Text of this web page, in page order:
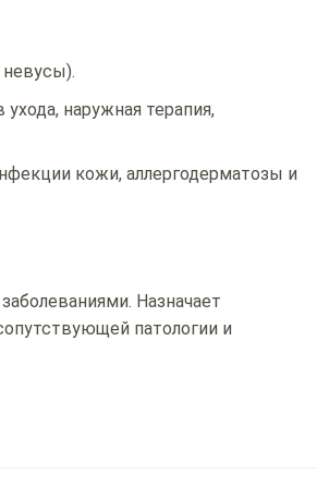
наружная терапия,
кожи, аллергодерматозы и
Назначает
патологии и